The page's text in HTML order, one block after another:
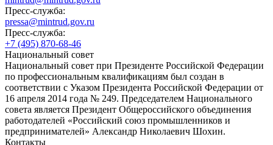
Пресс-служба:
pressa@mintrud.gov.ru
Пресс-служба:
+7 (495) 870-68-46
Национальный совет
Национальный совет при Президенте Российской Федерации
по профессиональным квалификациям был создан в
соответствии с Указом Президента Российской Федерации от
16 апреля 2014 года № 249. Председателем Национального
совета является Президент Общероссийского объединения
работодателей «Российский союз промышленников и
предпринимателей» Александр Николаевич Шохин.
Контакты